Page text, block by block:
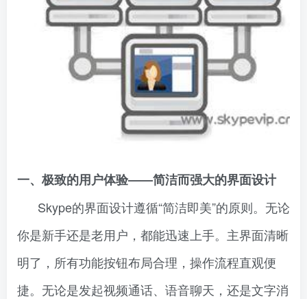
一、极致的用户体验——简洁而强大的界面设计
Skype的界面设计遵循“简洁即美”的原则。无论
你是新手还是老用户，都能迅速上手。主界面清晰
明了，所有功能按钮布局合理，操作流程直观便
捷。无论是发起视频通话、语音聊天，还是文字消